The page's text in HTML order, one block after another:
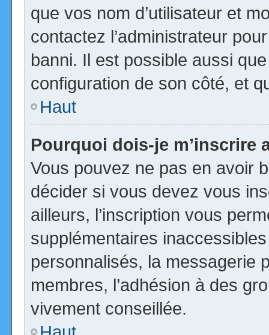
que vos nom d’utilisateur et
contactez l’administrateur
banni. Il est possible aussi
configuration de son côté, et
Haut
Pourquoi dois-je m’inscrire
Vous pouvez ne pas en avoir
décider si vous devez vous
ailleurs, l’inscription vous
supplémentaires
personnalisés, la messagerie
membres, l’adhésion à des
vivement conseillée.